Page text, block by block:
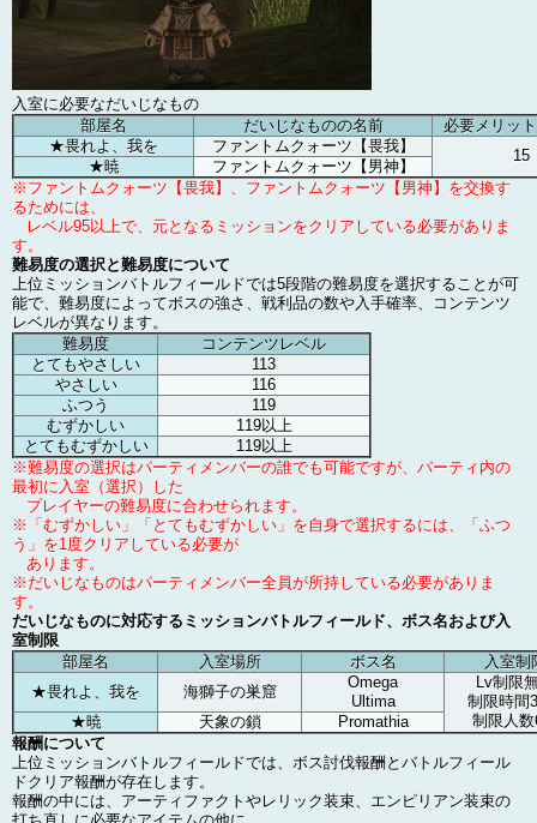
入室に必要なだいじなもの
部屋名
だいじなものの名前
必要メリッ
★畏れよ、我を
ファントムクォーツ【畏我】
15
★暁
ファントムクォーツ【男神】
※ファントムクォーツ【畏我】、ファントムクォーツ【男神】を交換す
るためには、
レベル95以上で、元となるミッションをクリアしている必要がありま
す。
難易度の選択と難易度について
上位ミッションバトルフィールドでは5段階の難易度を選択することが可
能で、難易度によってボスの強さ、戦利品の数や入手確率、コンテンツ
レベルが異なります。
難易度
コンテンツレベル
とてもやさしい
113
やさしい
116
ふつう
119
むずかしい
119以上
とてもむずかしい
119以上
※難易度の選択はパーティメンバーの誰でも可能ですが、パーティ内の
最初に入室（選択）した
プレイヤーの難易度に合わせられます。
※「むずかしい」「とてもむずかしい」を自身で選択するには、「ふつ
う」を1度クリアしている必要が
あります。
※だいじなものはパーティメンバー全員が所持している必要がありま
す。
だいじなものに対応するミッションバトルフィールド、ボス名および入
室制限
部屋名
入室場所 ボス名
入室制
★畏れよ、我を
海獅子の巣窟
Omega
Ultima
Lv制限
制限時間
制限人数
★暁 天象の鎖
Promathia
報酬について
上位ミッションバトルフィールドでは、ボス討伐報酬とバトルフィール
ドクリア報酬が存在します。
報酬の中には、アーティファクトやレリック装束、エンピリアン装束の